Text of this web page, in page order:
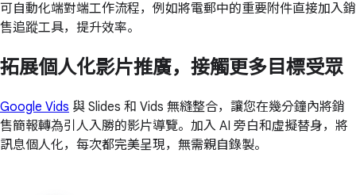
可自動化端對端工作流程，例如將電郵中的重要附件直接加入銷
售追蹤工具，提升效率。
拓展個人化影片推廣，接觸更多目標受眾
Google Vids 與 Slides 和 Vids 無縫整合，讓您在幾分鐘內將銷
售簡報轉為引人入勝的影片導覽。加入 AI 旁白和虛擬替身，將
訊息個人化，每次都完美呈現，無需親自錄製。